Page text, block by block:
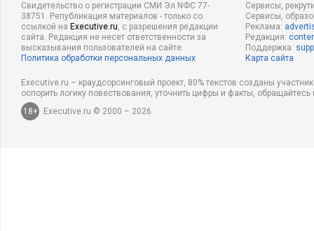
Свидетельство о регистрации СМИ Эл NФС 77-
38751. Републикация материалов - только со
ссылкой на Executive.ru, с разрешения редакции
сайта. Редакция не несет ответственности за
высказывания пользователей на сайте.
Политика обработки персональных данных
Сервисы,
Сервисы,
Реклама:
Редакция:
Поддержка:
Карта сайта
Executive.ru – краудсорсинговый проект, 80% текстов созданы
оспорить логику повествования, уточнить цифры и факты,
18+
Executive.ru © 2000 – 2026.